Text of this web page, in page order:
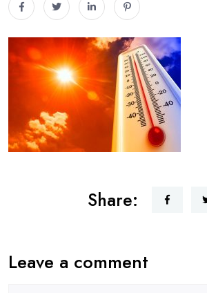
Share:
Leave a comment